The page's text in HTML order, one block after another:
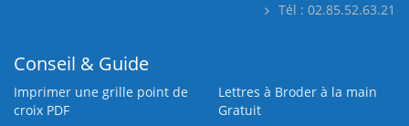
Tél : 02.85.52.63.21
Conseil & Guide
Imprimer une grille point de
croix PDF
Lettres à Broder à la main
Gratuit